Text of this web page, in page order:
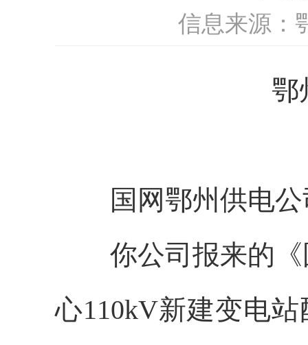
信息来源：
鄂
国网鄂州供电
你公司报来的
心110kV新建变电